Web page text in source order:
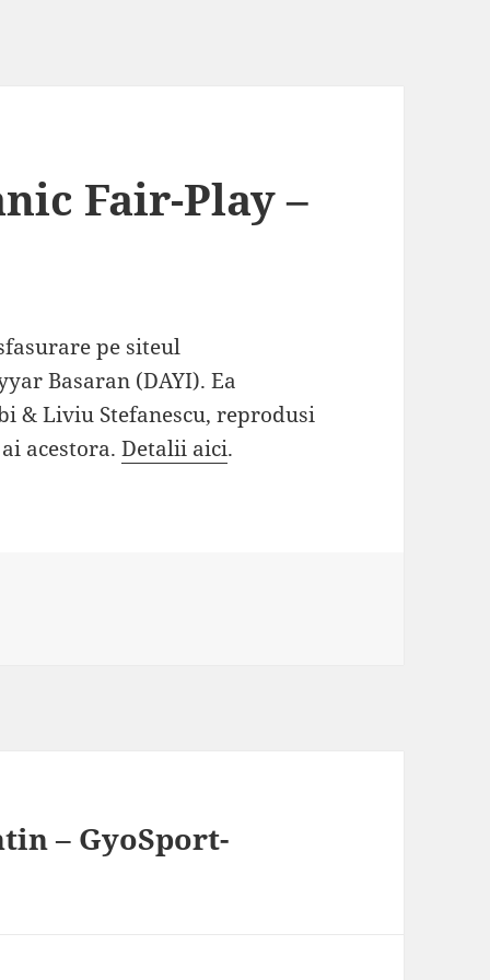
Fair-Play –
pe siteul
Basaran (DAYI). Ea
& Liviu Stefanescu, reprodusi
acestora.Detalii aici.
– GyoSport-